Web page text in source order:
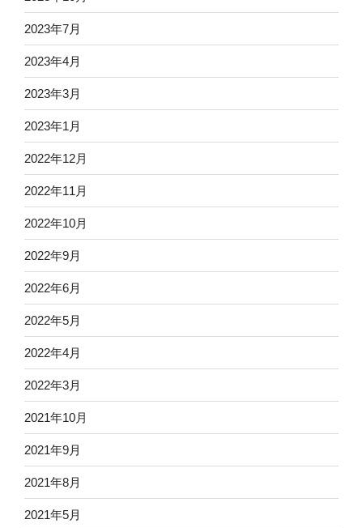
2023年7月
2023年4月
2023年3月
2023年1月
2022年12月
2022年11月
2022年10月
2022年9月
2022年6月
2022年5月
2022年4月
2022年3月
2021年10月
2021年9月
2021年8月
2021年5月